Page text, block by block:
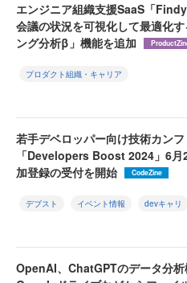
エンジニア組織支援SaaS「Findy
会議の状況を可視化して最適化
ング分析β」機能を追加
プロダクト組織・キャリア
若手デベロッパー向け技術カン
「Developers Boost 2024」6月
加登録の受付を開始
CodeZine
デブスト イベント情報 devキャリ
OpenAI、ChatGPTのデータ分析